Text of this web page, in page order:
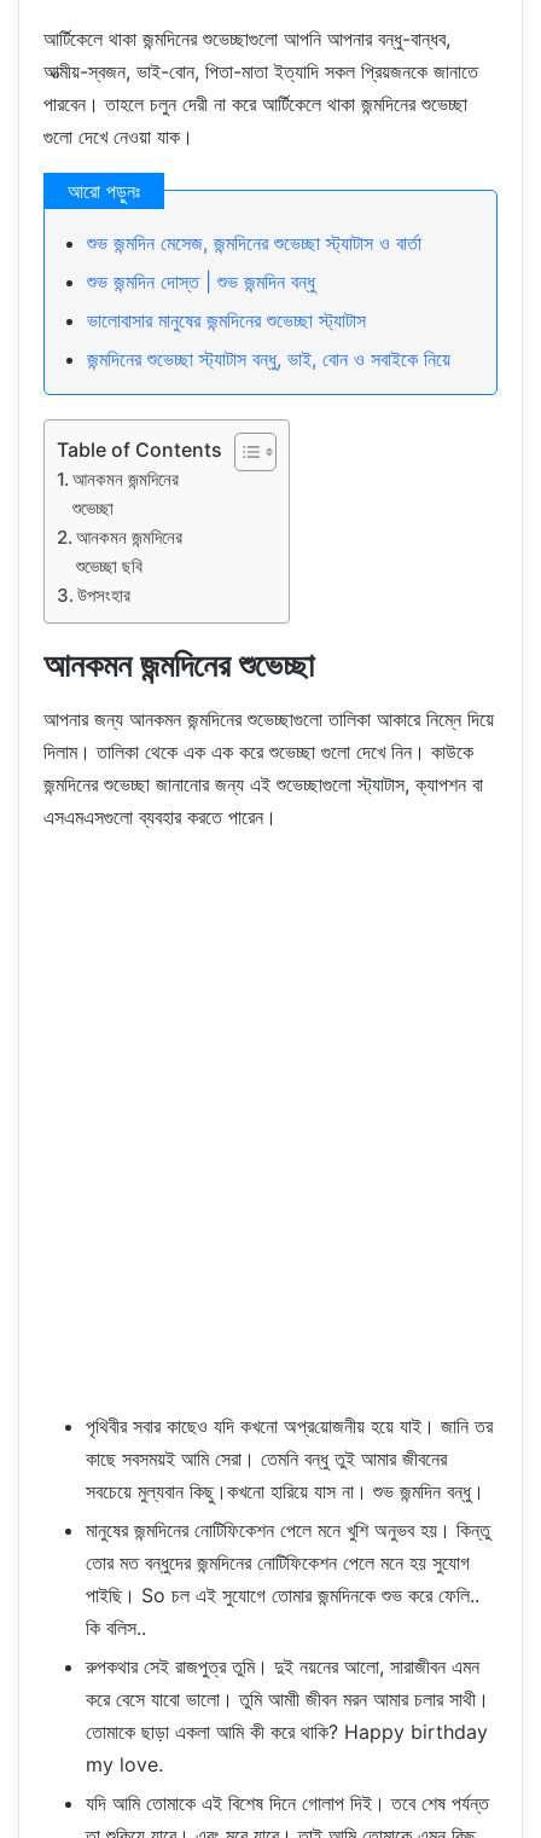
আর্টিকেলে থাকা জন্মদিনের শুভেচ্ছাগুলো আপনি আপনার বন্ধু-বান্ধব,
আত্মীয়-স্বজন, ভাই-বোন, পিতা-মাতা ইত্যাদি সকল প্রিয়জনকে জানাতে
পারবেন। তাহলে চলুন দেরী না করে আর্টিকেলে থাকা জন্মদিনের শুভেচ্ছা
গুলো দেখে নেওয়া যাক।
শুভ জন্মদিন মেসেজ, জন্মদিনের শুভেচ্ছা স্ট্যাটাস ও বার্তা
শুভ জন্মদিন দোস্ত | শুভ জন্মদিন বন্ধু
ভালোবাসার মানুষের জন্মদিনের শুভেচ্ছা স্ট্যাটাস
জন্মদিনের শুভেচ্ছা স্ট্যাটাস বন্ধু, ভাই, বোন ও সবাইকে নিয়ে
Table of Contents
আনকমন জন্মদিনের
শুভেচ্ছা
আনকমন জন্মদিনের
শুভেচ্ছা ছবি
উপসংহার
আনকমন জন্মদিনের শুভেচ্ছা
আপনার জন্য আনকমন জন্মদিনের শুভেচ্ছাগুলো তালিকা আকারে নিম্নে দিয়ে
দিলাম। তালিকা থেকে এক এক করে শুভেচ্ছা গুলো দেখে নিন। কাউকে
জন্মদিনের শুভেচ্ছা জানানোর জন্য এই শুভেচ্ছাগুলো স্ট্যাটাস, ক্যাপশন বা
এসএমএসগুলো ব্যবহার করতে পারেন।
পৃথিবীর সবার কাছেও যদি কখনো অপ্র‌য়োজনীয় হয়ে যাই। জানি তর
কাছে সবসময়ই আমি সেরা। তেমনি বন্ধু তুই আমার জীবনের
সবচেয়ে মুল্যবান কিছু।কখনো হারিয়ে যাস না। শুভ জন্মদিন বন্ধু।
মানুষের জন্মদিনের নোটিফিকেশন পেলে মনে খুশি অনুভব হয়। কিন্তু
তোর মত বন্ধুদের জন্মদিনের নোটিফিকেশন পেলে মনে হয় সুযোগ
পাইছি। So চল এই সুযোগে তোমার জন্মদিনকে শুভ করে ফেলি..
কি বলিস..
রুপকথার সেই রাজপুত্র তুমি। দুই নয়নের আলো, সারাজীবন এমন
করে বেসে যাবো ভালো। তুমি আমাী জীবন মরন আমার চলার সাথী।
তোমাকে ছাড়া একলা আমি কী করে থাকি? Happy birthday
my love.
যদি আমি তোমাকে এই বিশেষ দিনে গোলাপ দিই। তবে শেষ পর্যন্ত